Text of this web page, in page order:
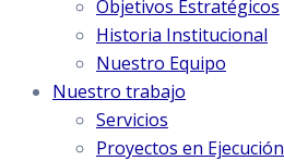
Objetivos Estratégicos
Historia Institucional
Nuestro Equipo
Nuestro trabajo
Servicios
Proyectos en Ejecución